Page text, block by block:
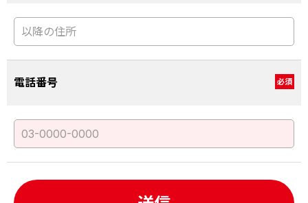
電話番号 必須